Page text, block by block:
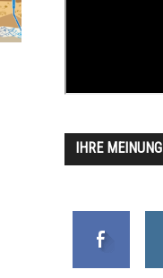
IHRE MEINUNG